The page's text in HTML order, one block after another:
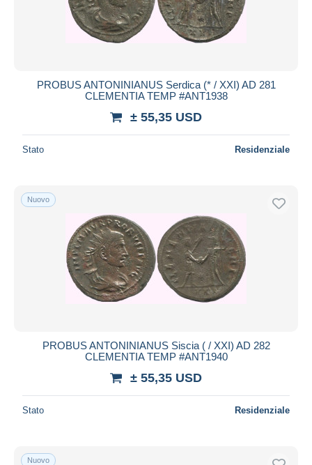
PROBUS ANTONINIANUS Serdica (* / XXI) AD 281
CLEMENTIA TEMP #ANT1938
± 55,35 USD
Stato Residenziale
Nuovo
PROBUS ANTONINIANUS Siscia ( / XXI) AD 282
CLEMENTIA TEMP #ANT1940
± 55,35 USD
Stato Residenziale
Nuovo